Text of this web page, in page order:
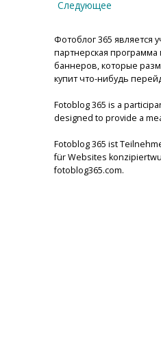
Следующее
Фотоблог 365 является
партнерская
баннеров, которые
купит что-нибудь
Fotoblog 365 is a
designed to provide a
Fotoblog 365 ist
für Websites
fotoblog365.com.